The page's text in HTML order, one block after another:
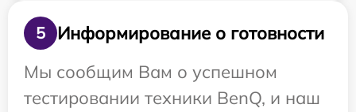
5
Информирование о готовности
Мы сообщим Вам о успешном
тестировании техники BenQ, и наш